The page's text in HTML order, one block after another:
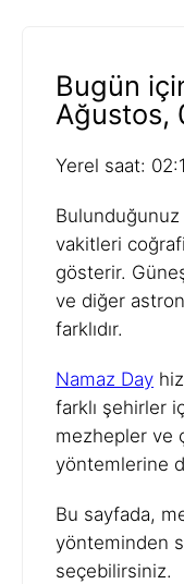
Bugün
Ağustos,
Yerel saat:
Bulunduğunuz
vakitleri
gösterir.
ve diğer
farklıdır.
Namaz Day
farklı şehirler
mezhepler ve
yöntemlerine
Bu sayfada,
yönteminden
seçebilirsiniz.